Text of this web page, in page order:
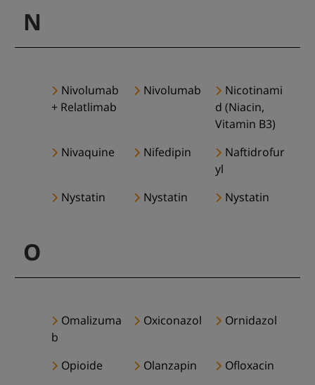
N
Nivolumab
+ Relatlimab
Nivolumab
Nicotinami
d (Niacin,
Vitamin B3)
Nivaquine
Nifedipin
Naftidrofur
yl
Nystatin
Nystatin Nystatin
O
Omalizuma
b
Oxiconazol Ornidazol
Opioide Olanzapin
Ofloxacin